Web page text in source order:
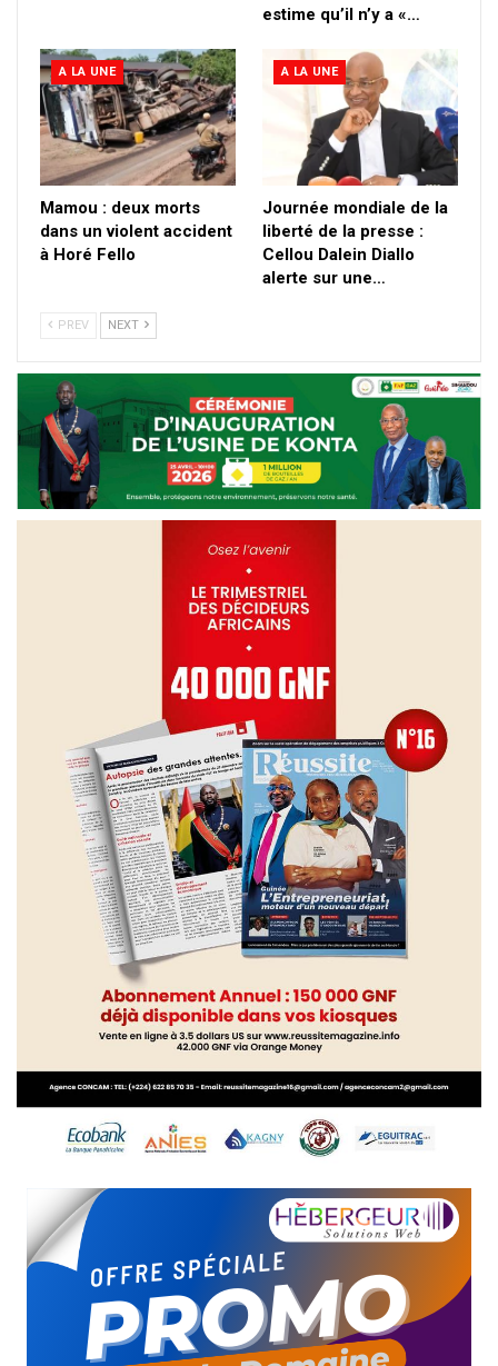
estime qu’il n’y a «…
A LA UNE
Mamou : deux morts
dans un violent accident
à Horé Fello
A LA UNE
Journée mondiale de la
liberté de la presse :
Cellou Dalein Diallo
alerte sur une…
PREV NEXT